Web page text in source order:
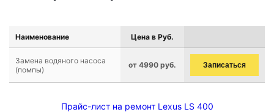
Наименование Цена в Руб.
Замена водяного насоса
(помпы)
от 4990 руб. Записаться
Прайс-лист на ремонт Lexus LS 400